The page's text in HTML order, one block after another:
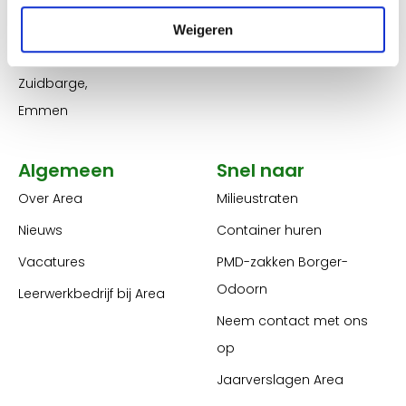
Weigeren
7825 VP
Zuidbarge,
Emmen
info@areareiniging.nl
08.00-16.30 uur
Algemeen
Over Area
Nieuws
Vacatures
Leerwerkbedrijf bij Area
Snel naar
Milieustraten
Container huren
PMD-zakken Borger-
Odoorn
Neem contact met ons
op
Jaarverslagen Area